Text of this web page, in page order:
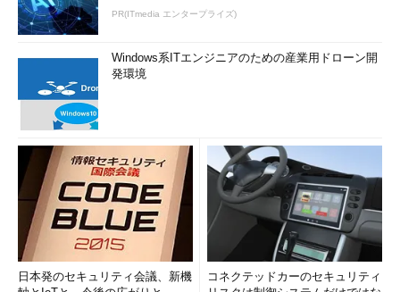
PR(ITmedia エンタープライズ)
Windows系ITエンジニアのための産業用ドローン開
発環境
日本発のセキュリティ会議、新機
コネクテッドカーのセキュリティ